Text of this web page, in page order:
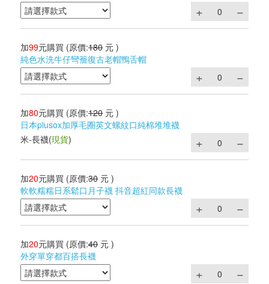
加99元購買 (原價:180 元 )
純色水洗牛仔彎簷復古老帽鴨舌帽
加80元購買 (原價:120 元 )
日本plusox加厚毛圈英文螺紋口純棉堆堆襪
米-長襪(現貨)
加20元購買 (原價:30 元 )
軟軟糯糯日系鬆口月子襪 抖音超紅同款長襪
加20元購買 (原價:40 元 )
外穿單穿都百搭長襪